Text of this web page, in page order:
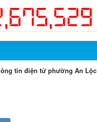
tin điện tử phường An Lộc